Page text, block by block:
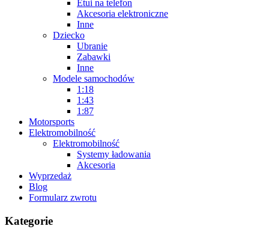
Etui na telefon
Akcesoria elektroniczne
Inne
Dziecko
Ubranie
Zabawki
Inne
Modele samochodów
1:18
1:43
1:87
Motorsports
Elektromobilność
Elektromobilność
Systemy ładowania
Akcesoria
Wyprzedaż
Blog
Formularz zwrotu
Kategorie